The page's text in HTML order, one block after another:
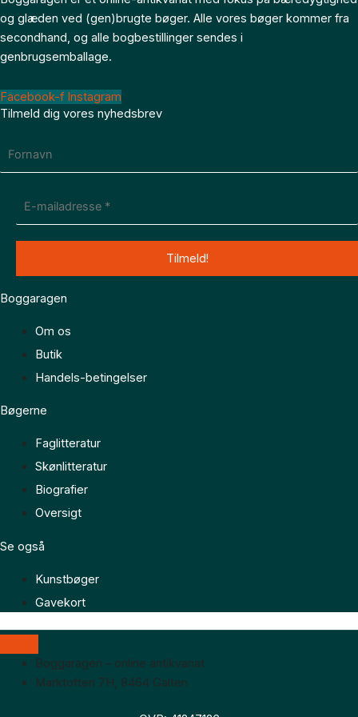
og glæden ved (gen)brugte bøger. Alle vores bøger kommer fra
secondhand, og alle bogbestillinger sendes i
genbrugsemballage.
Facebook-f Instagram
Tilmeld dig vores nyhedsbrev
Boggaragen
Om os
Butik
Handels-betingelser
Bøgerne
Faglitteratur
Skønlitteratur
Biografier
Oversigt
Se også
Kunstbøger
Gavekort
Boggaragen – online antikvariat
Marktoften 7H, 8464 Galten